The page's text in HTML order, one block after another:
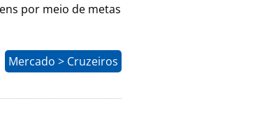
por meio de metas
Mercado > Cruzeiros